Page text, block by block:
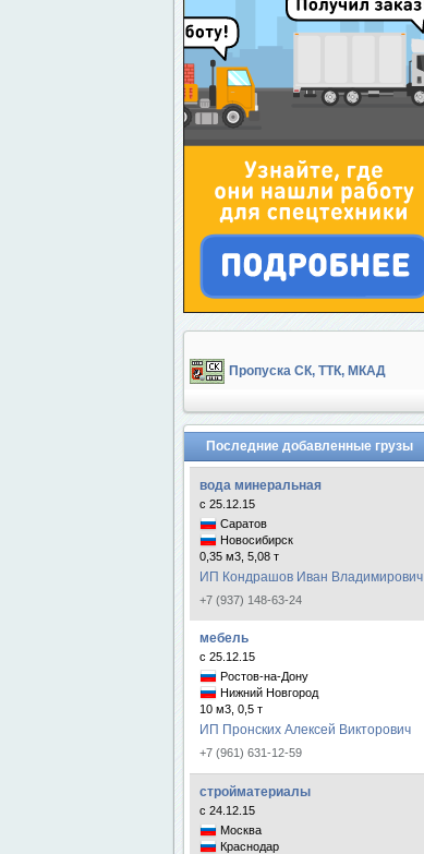
Пропуска СК, ТТК, МКАД
Последние добавленные грузы
вода минеральная
с 25.12.15
Саратов
Новосибирск
0,35 м3, 5,08 т
ИП Кондрашов Иван Владимирович
+7 (937) 148-63-24
мебель
с 25.12.15
Ростов-на-Дону
Нижний Новгород
10 м3, 0,5 т
ИП Пронских Алексей Викторович
+7 (961) 631-12-59
стройматериалы
с 24.12.15
Москва
Краснодар